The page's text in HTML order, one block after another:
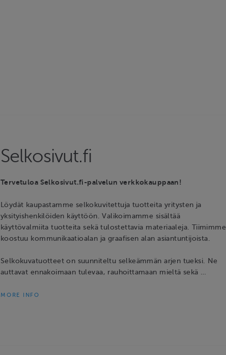
Selkosivut.fi
Tervetuloa Selkosivut.fi-palvelun verkkokauppaan!
Löydät kaupastamme selkokuvitettuja tuotteita yritysten ja
yksityishenkilöiden käyttöön. Valikoimamme sisältää
käyttövalmiita tuotteita sekä tulostettavia materiaaleja. Tiimimme
koostuu kommunikaatioalan ja graafisen alan asiantuntijoista.
Selkokuvatuotteet on suunniteltu selkeämmän arjen tueksi. Ne
auttavat ennakoimaan tulevaa, rauhoittamaan mieltä sekä …
MORE INFO